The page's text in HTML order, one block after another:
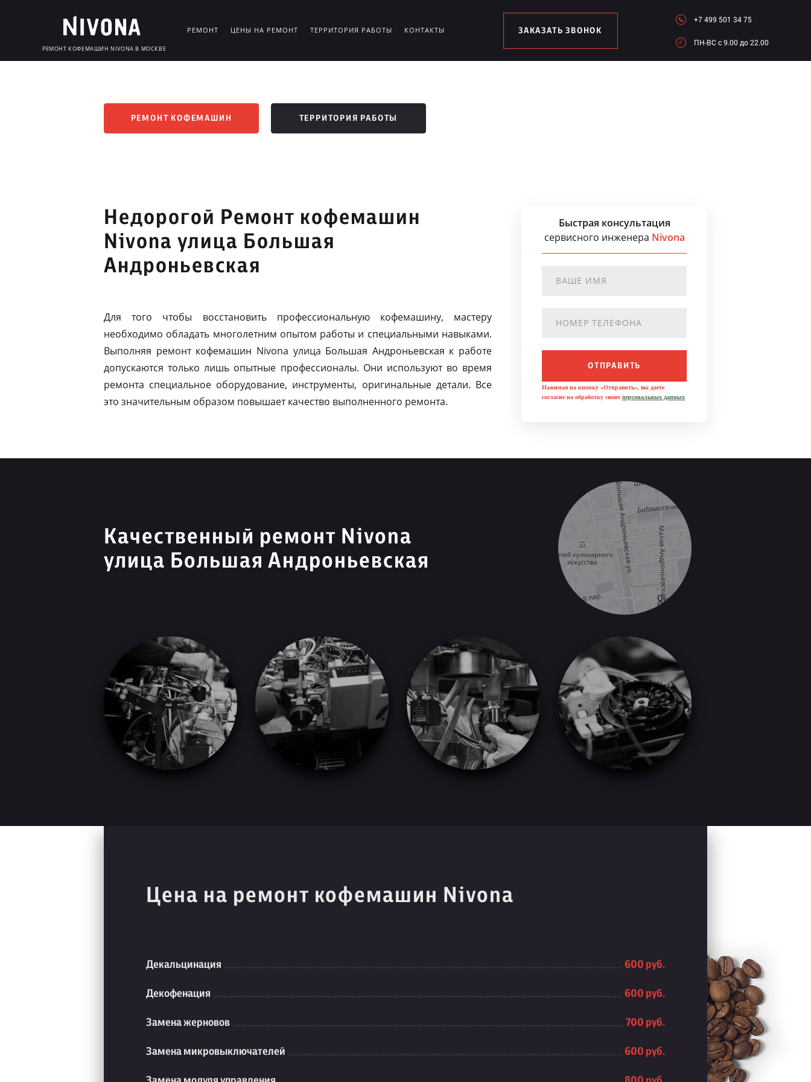
РЕМОНТ КОФЕМАШИН NIVONA В МОСКВЕ
РЕМОНТ ЦЕНЫ НА РЕМОНТ ТЕРРИТОРИЯ РАБОТЫ КОНТАКТЫ ЗАКАЗАТЬ ЗВОНОК
+7 499 501 34 75
ПН-ВC c 9.00 до 22.00
РЕМОНТ КОФЕМАШИН ТЕРРИТОРИЯ РАБОТЫ
Недорогой Ремонт кофемашин
Nivona улица Большая
Андроньевская
Для того чтобы восстановить профессиональную кофемашину, мастеру
необходимо обладать многолетним опытом работы и специальными навыками.
Выполняя ремонт кофемашин Nivona улица Большая Андроньевская к работе
допускаются только лишь опытные профессионалы. Они используют во время
ремонта специальное оборудование, инструменты, оригинальные детали. Все
это значительным образом повышает качество выполненного ремонта.
Быстрая консультация
сервисного инженера Nivona
ОТПРАВИТЬ
Нажимая на кнопку «Отправить», вы даете
согласие на обработку своих персональных данных
Качественный ремонт Nivona
улица Большая Андроньевская
Цена на ремонт кофемашин Nivona
Декальцинация 600 руб.
Декофенация 600 руб.
Замена жерновов 700 руб.
Замена микровыключателей 600 руб.